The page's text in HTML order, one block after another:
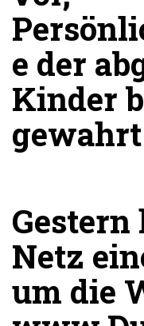
e der
Kinder
gewahrt
Netz
um die